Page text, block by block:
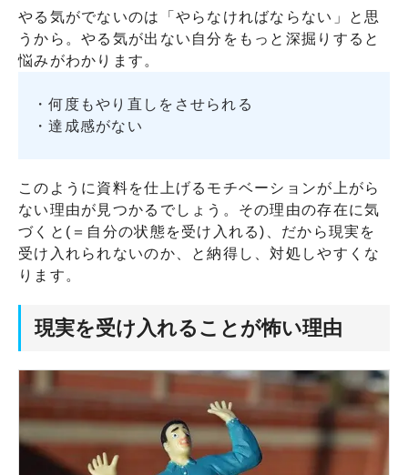
やる気がでないのは「やらなければならない」と思
うから。やる気が出ない自分をもっと深掘りすると
悩みがわかります。
・何度もやり直しをさせられる
・達成感がない
このように資料を仕上げるモチベーションが上がら
ない理由が見つかるでしょう。その理由の存在に気
づくと(＝自分の状態を受け入れる)、だから現実を
受け入れられないのか、と納得し、対処しやすくな
ります。
現実を受け入れることが怖い理由